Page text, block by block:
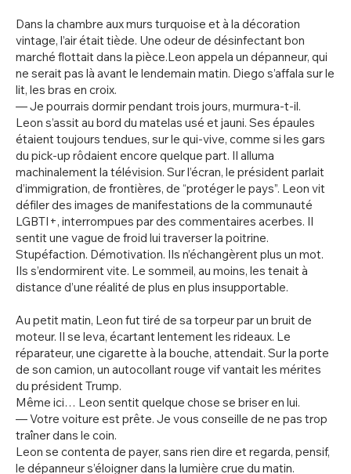
Dans la chambre aux murs turquoise et à la décoration
vintage, l’air était tiède. Une odeur de désinfectant bon
marché flottait dans la pièce.Leon appela un dépanneur, qui
ne serait pas là avant le lendemain matin. Diego s’affala sur le
lit, les bras en croix.
— Je pourrais dormir pendant trois jours, murmura-t-il.
Leon s’assit au bord du matelas usé et jauni. Ses épaules
étaient toujours tendues, sur le qui-vive, comme si les gars
du pick-up rôdaient encore quelque part. Il alluma
machinalement la télévision. Sur l’écran, le président parlait
d’immigration, de frontières, de “protéger le pays”. Leon vit
défiler des images de manifestations de la communauté
LGBTI+, interrompues par des commentaires acerbes. Il
sentit une vague de froid lui traverser la poitrine.
Stupéfaction. Démotivation. Ils n’échangèrent plus un mot.
Ils s’endormirent vite. Le sommeil, au moins, les tenait à
distance d’une réalité de plus en plus insupportable.
Au petit matin, Leon fut tiré de sa torpeur par un bruit de
moteur. Il se leva, écartant lentement les rideaux. Le
réparateur, une cigarette à la bouche, attendait. Sur la porte
de son camion, un autocollant rouge vif vantait les mérites
du président Trump.
Même ici… Leon sentit quelque chose se briser en lui.
— Votre voiture est prête. Je vous conseille de ne pas trop
traîner dans le coin.
Leon se contenta de payer, sans rien dire et regarda, pensif,
le dépanneur s’éloigner dans la lumière crue du matin.